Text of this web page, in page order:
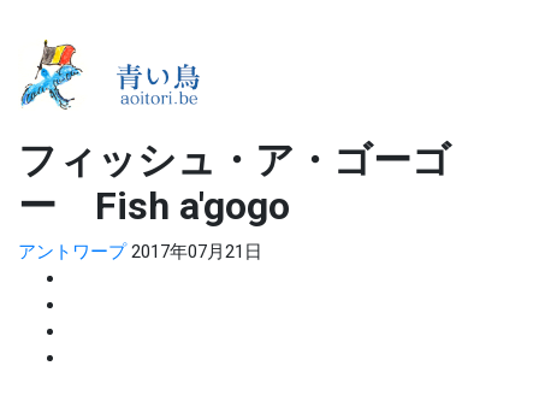
フィッシュ・ア・ゴーゴ
ー Fish a'gogo
アントワープ 2017年07月21日